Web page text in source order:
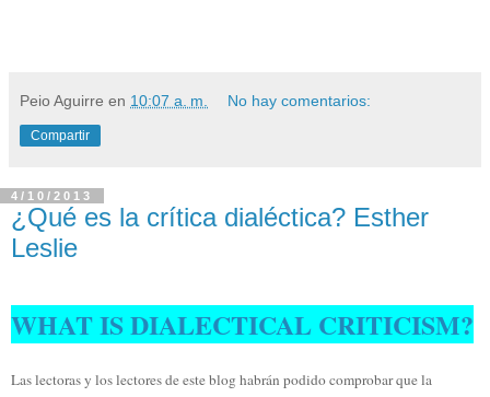
Peio Aguirre en 10:07 a. m. No hay comentarios:
Compartir
4/10/2013
¿Qué es la crítica dialéctica? Esther
Leslie
WHAT IS DIALECTICAL CRITICISM?
Las lectoras y los lectores de este blog habrán podido comprobar que la